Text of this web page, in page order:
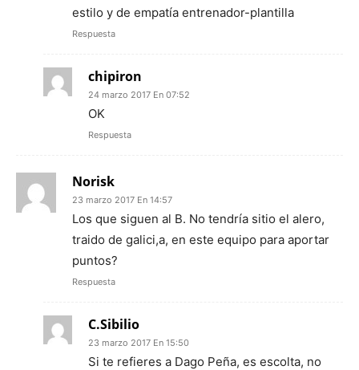
estilo y de empatía entrenador-plantilla
Respuesta
chipiron
24 marzo 2017 En 07:52
OK
Respuesta
Norisk
23 marzo 2017 En 14:57
Los que siguen al B. No tendría sitio el alero,
traido de galici,a, en este equipo para aportar
puntos?
Respuesta
C.Sibilio
23 marzo 2017 En 15:50
Si te refieres a Dago Peña, es escolta, no